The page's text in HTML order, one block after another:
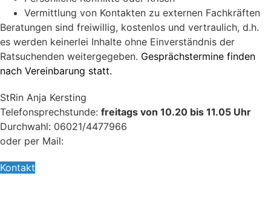
Vermittlung von Kontakten zu externen Fachkräften
Beratungen sind freiwillig, kostenlos und vertraulich, d.h.
es werden keinerlei Inhalte ohne Einverständnis der
Ratsuchenden weitergegeben. Gesprächstermine finden
nach Vereinbarung statt.
StRin Anja Kersting
Telefonsprechstunde: freitags von 10.20 bis 11.05 Uhr
Durchwahl: 06021/4477966
oder per Mail:
Kontakt